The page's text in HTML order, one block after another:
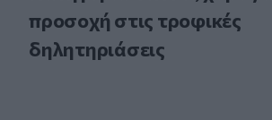
προσοχή στις τροφικές
δηλητηριάσεις